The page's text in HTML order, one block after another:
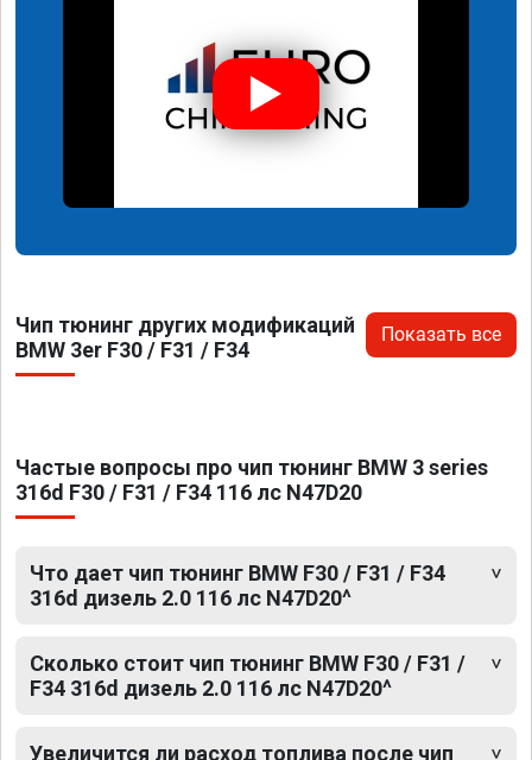
Чип тюнинг других модификаций
BMW 3er F30 / F31 / F34
Показать все
Частые вопросы про чип тюнинг BMW 3 series
316d F30 / F31 / F34 116 лс N47D20
Что дает чип тюнинг BMW F30 / F31 / F34
316d дизель 2.0 116 лс N47D20^
Сколько стоит чип тюнинг BMW F30 / F31 /
F34 316d дизель 2.0 116 лс N47D20^
Увеличится ли расход топлива после чип